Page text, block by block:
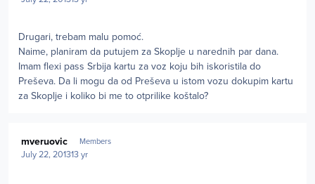
Drugari, trebam malu pomoć.
Naime, planiram da putujem za Skoplje u narednih par dana.
Imam flexi pass Srbija kartu za voz koju bih iskoristila do
Preševa. Da li mogu da od Preševa u istom vozu dokupim kartu
za Skoplje i koliko bi me to otprilike koštalo?
mveruovic Members
July 22, 201313 yr